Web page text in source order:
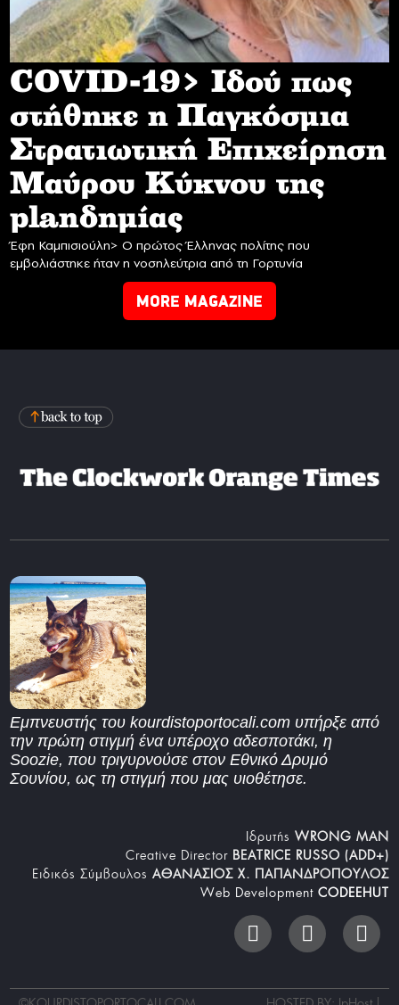
COVID-19> Iδού πως
στήθηκε η Παγκόσμια
Στρατιωτική Επιχείρηση
Mαύρου Κύκνου της
planδημίας
Έφη Καμπισιούλη> Ο πρώτος Έλληνας πολίτης που
εμβολιάστηκε ήταν η νοσηλεύτρια από τη Γορτυνία
MORE MAGAZINE
Εμπνευστής του kourdistoportocali.com υπήρξε από
την πρώτη στιγμή ένα υπέροχο αδεσποτάκι, η
Soozie, που τριγυρνούσε στον Εθνικό Δρυμό
Σουνίου, ως τη στιγμή που μας υιοθέτησε.
Iδρυτής WRONG MAN
Creative Director BEATRICE RUSSO (ADD+)
Ειδικός Σύμβουλος ΑΘΑΝΑΣΙΟΣ Χ. ΠΑΠΑΝΔΡΟΠΟΥΛΟΣ
Web Development CODEEHUT